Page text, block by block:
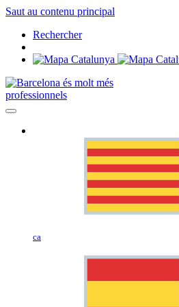
Saut au contenu principal
Rechercher
professionnels
ca